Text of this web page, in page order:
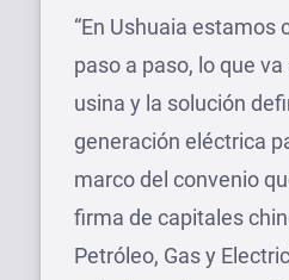
“En Ushuaia estamos
paso a paso, lo que
usina y la solución
generación eléctrica
marco del convenio
firma de capitales
Petróleo, Gas y